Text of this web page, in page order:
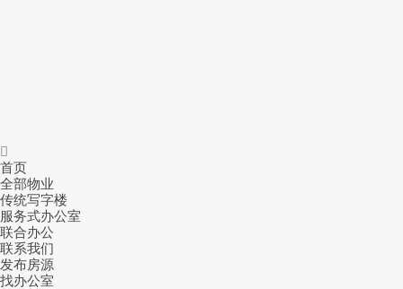
首页
全部物业
传统写字楼
服务式办公室
联合办公
联系我们
发布房源
找办公室